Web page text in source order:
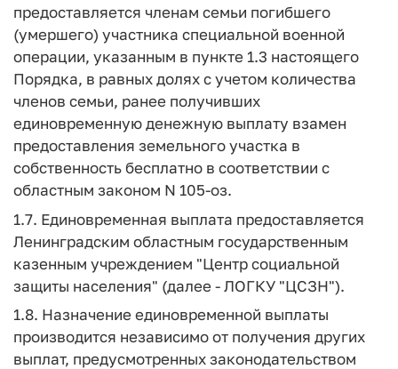
предоставляется членам семьи погибшего
(умершего) участника специальной военной
операции, указанным в пункте 1.3 настоящего
Порядка, в равных долях с учетом количества
членов семьи, ранее получивших
единовременную денежную выплату взамен
предоставления земельного участка в
собственность бесплатно в соответствии с
областным законом N 105-оз.
1.7. Единовременная выплата предоставляется
Ленинградским областным государственным
казенным учреждением "Центр социальной
защиты населения" (далее - ЛОГКУ "ЦСЗН").
1.8. Назначение единовременной выплаты
производится независимо от получения других
выплат, предусмотренных законодательством